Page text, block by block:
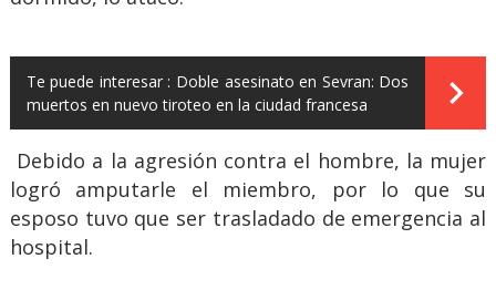
Te puede interesar : Doble asesinato en Sevran: Dos
muertos en nuevo tiroteo en la ciudad francesa
Debido a la agresión contra el hombre, la mujer
logró amputarle el miembro, por lo que su
esposo tuvo que ser trasladado de emergencia al
hospital.